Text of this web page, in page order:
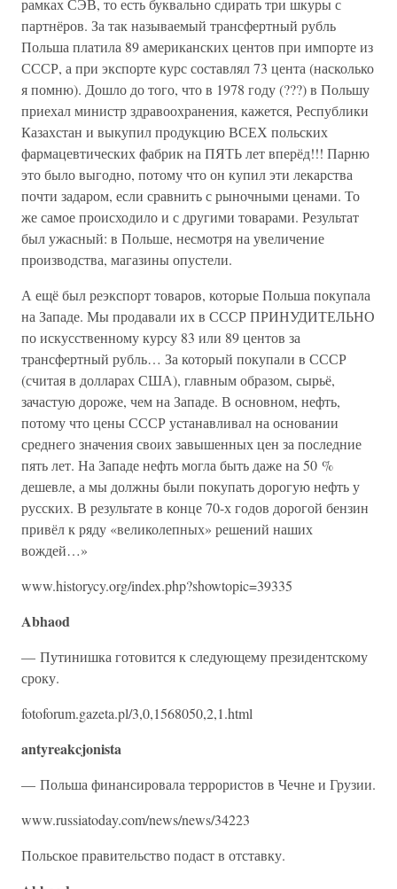
рамках СЭВ, то есть буквально сдирать три шкуры с
партнёров. За так называемый трансфертный рубль
Польша платила 89 американских центов при импорте из
СССР, а при экспорте курс составлял 73 цента (насколько
я помню). Дошло до того, что в 1978 году (???) в Польшу
приехал министр здравоохранения, кажется, Республики
Казахстан и выкупил продукцию ВСЕХ польских
фармацевтических фабрик на ПЯТЬ лет вперёд!!! Парню
это было выгодно, потому что он купил эти лекарства
почти задаром, если сравнить с рыночными ценами. То
же самое происходило и с другими товарами. Результат
был ужасный: в Польше, несмотря на увеличение
производства, магазины опустели.
А ещё был реэкспорт товаров, которые Польша покупала
на Западе. Мы продавали их в СССР ПРИНУДИТЕЛЬНО
по искусственному курсу 83 или 89 центов за
трансфертный рубль… За который покупали в СССР
(считая в долларах США), главным образом, сырьё,
зачастую дороже, чем на Западе. В основном, нефть,
потому что цены СССР устанавливал на основании
среднего значения своих завышенных цен за последние
пять лет. На Западе нефть могла быть даже на 50 %
дешевле, а мы должны были покупать дорогую нефть у
русских. В результате в конце 70-х годов дорогой бензин
привёл к ряду «великолепных» решений наших
вождей…»
www.historycy.org/index.php?showtopic=39335
Abhaod
— Путинишка готовится к следующему президентскому
сроку.
fotoforum.gazeta.pl/3,0,1568050,2,1.html
antyreakcjonista
— Польша финансировала террористов в Чечне и Грузии.
www.russiatoday.com/news/news/34223
Польское правительство подаст в отставку.